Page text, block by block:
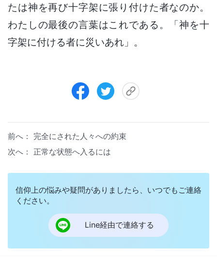
たは神を再び十字架に張り付けた者なのか。
わたしの最後の言葉はこれである。「神を十
字架に付ける者に災いあれ」。
前へ： 完全にされた人々への約束
次へ： 正常な状態へ入るには
信仰上の悩みや疑問がありましたら、いつでもご連絡
ください。
Line経由で連絡する